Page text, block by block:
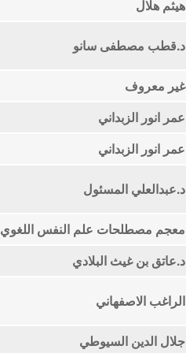
هيثم هلال
د.قطب مصطفى سانو
غير معروف
عمر انور الزبداني
عمر انور الزبداني
د.عبدالعلي المسئول
معجم مصطلحات علم النفس اللغوي
د.عاتق بن غيث البلادي
الراغب الاصفهاني
جلال الدين السيوطي